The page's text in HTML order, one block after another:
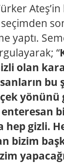
Ateş’in
yaptı.
“
olan
bu
yönünü
hep gizli.
bizim